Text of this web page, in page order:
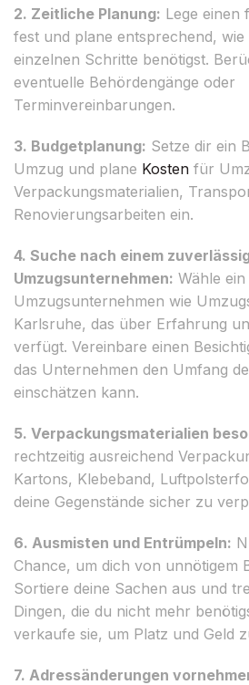
2. Zeitliche Planung: Lege einen
fest und plane entsprechend, wie
einzelnen Schritte benötigst.
eventuelle Behördengänge oder
Terminvereinbarungen.
3. Budgetplanung: Setze dir ein
Umzug und plane Kosten für
Verpackungsmaterialien,
Renovierungsarbeiten ein.
4. Suche nach einem
Umzugsunternehmen: Wähle
Umzugsunternehmen wie
Karlsruhe, das über Erfahrung
verfügt. Vereinbare einen
das Unternehmen den Umfang
einschätzen kann.
5. Verpackungsmaterialien
rechtzeitig ausreichend
Kartons, Klebeband,
deine Gegenstände sicher zu
6. Ausmisten und Entrümpeln:
Chance, um dich von unnötigem
Sortiere deine Sachen aus und
Dingen, die du nicht mehr
verkaufe sie, um Platz und Geld
7. Adressänderungen